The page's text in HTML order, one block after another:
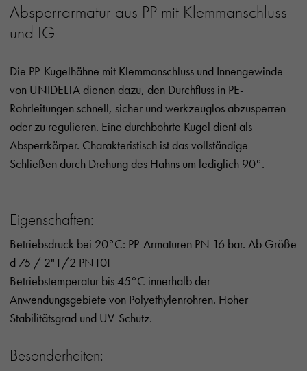
Absperrarmatur aus PP mit Klemmanschluss
und IG
Die PP-Kugelhähne mit Klemmanschluss und Innengewinde
von UNIDELTA dienen dazu, den Durchfluss in PE-
Rohrleitungen schnell, sicher und werkzeuglos abzusperren
oder zu regulieren. Eine durchbohrte Kugel dient als
Absperrkörper. Charakteristisch ist das vollständige
Schließen durch Drehung des Hahns um lediglich 90°.
Eigenschaften:
Betriebsdruck bei 20°C: PP-Armaturen PN 16 bar. Ab Größe
d 75 / 2"1/2 PN10!
Betriebstemperatur bis 45°C innerhalb der
Anwendungsgebiete von Polyethylenrohren. Hoher
Stabilitätsgrad und UV-Schutz.
Besonderheiten: